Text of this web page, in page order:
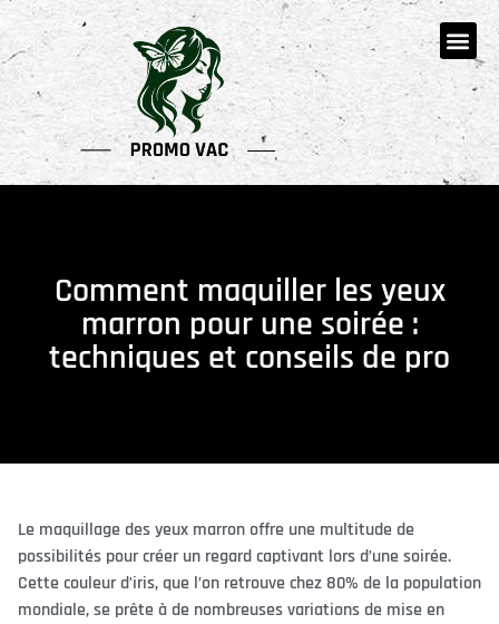
Comment maquiller les yeux
marron pour une soirée :
techniques et conseils de pro
Le maquillage des yeux marron offre une multitude de
possibilités pour créer un regard captivant lors d’une soirée.
Cette couleur d’iris, que l’on retrouve chez 80% de la population
mondiale, se prête à de nombreuses variations de mise en